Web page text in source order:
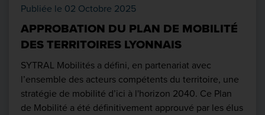
Publiée le 02 Octobre 2025
APPROBATION DU PLAN DE MOBILITÉ
DES TERRITOIRES LYONNAIS
SYTRAL Mobilités a défini, en partenariat avec
l’ensemble des acteurs compétents du territoire, une
stratégie de mobilité d’ici à l'horizon 2040. Ce Plan
de Mobilité a été définitivement approuvé par les élus